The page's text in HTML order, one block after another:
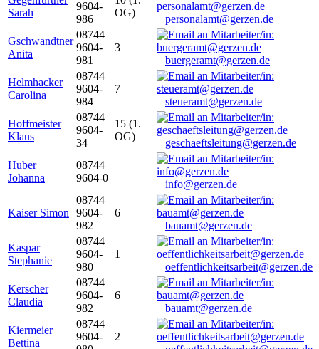
Sarah
9604-
986
OG)
personalamt@gerzen.de
Gschwandtner
Anita
08744
9604-
981
3
buergeramt@gerzen.de
Helmhacker
Carolina
08744
9604-
984
7
steueramt@gerzen.de
Hoffmeister
Klaus
08744
9604-
34
15 (1.
OG)
geschaeftsleitung@gerzen.de
Huber
Johanna
08744
9604-0
info@gerzen.de
Kaiser Simon
08744
9604-
982
6
bauamt@gerzen.de
Kaspar
Stephanie
08744
9604-
980
1
oeffentlichkeitsarbeit@gerzen.de
Kerscher
Claudia
08744
9604-
982
6
bauamt@gerzen.de
Kiermeier
Bettina
08744
9604-
2